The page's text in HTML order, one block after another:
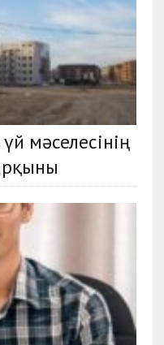
мәселесінің